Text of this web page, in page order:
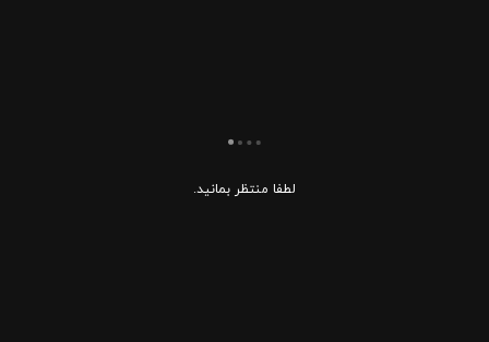
لطفا منتظر بمانید.